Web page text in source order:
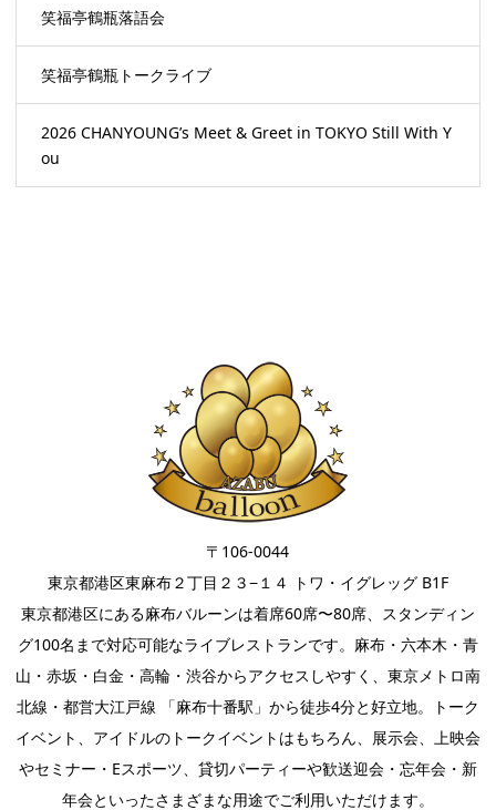
笑福亭鶴瓶落語会
笑福亭鶴瓶トークライブ
2026 CHANYOUNG’s Meet & Greet in TOKYO Still With Y
ou
〒106-0044
東京都港区東麻布２丁目２３−１４ トワ・イグレッグ B1F
東京都港区にある麻布バルーンは着席60席〜80席、スタンディン
グ100名まで対応可能なライブレストランです。麻布・六本木・青
山・赤坂・白金・高輪・渋谷からアクセスしやすく、東京メトロ南
北線・都営大江戸線 「麻布十番駅」から徒歩4分と好立地。
トーク
イベント
アイドルのトークイベント はもちろん、 展示会、上映会
やセミナー・ Eスポーツ 貸切パーティーや歓送迎会・忘年会・新
年会といったさまざまな用途でご利用いただけます。